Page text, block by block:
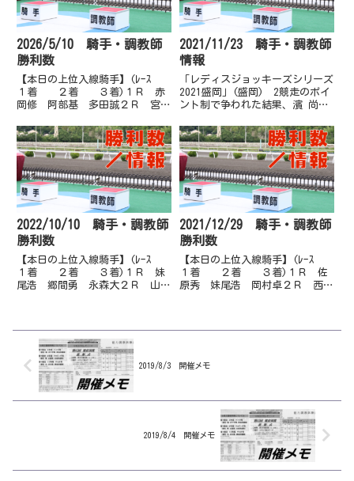
2026/5/10 騎手・調教師
勝利数
【本日の上位入線騎手】(ﾚｰｽ
１着 ２着 ３着)１Ｒ 赤
岡修 阿部基 多田誠２Ｒ 宮川
勇 永森大 城野慈４Ｒ 山田
貴 上田将 赤岡修５Ｒ 佐原
秀 城野慈 多田誠６Ｒ 赤岡
修 上田将 城野慈７Ｒ 妹尾
浩 佐...
2021/11/23 騎手・調教師
情報
「レディスジョッキーズシリーズ
2021盛岡」(盛岡) 2競走のポイ
ント制で争われた結果、濱 尚美
ト獲得で盛岡ラウンド3位。別府
真衣騎手は6着、5着となり、18
ポイント獲得で盛岡ラウンド7位
(同点2名ですが、同...
2022/10/10 騎手・調教師
勝利数
【本日の上位入線騎手】(ﾚｰｽ
１着 ２着 ３着)１Ｒ 妹
尾浩 郷間勇 永森大２Ｒ 山崎
太 赤岡修 西川敏７Ｒ 畑中
信 西川...
2021/12/29 騎手・調教師
勝利数
【本日の上位入線騎手】(ﾚｰｽ
１着 ２着 ３着)１Ｒ 佐
原秀 妹尾浩 岡村卓２Ｒ 西川
太 宮川...
2019/8/3 開催メモ
2019/8/4 開催メモ